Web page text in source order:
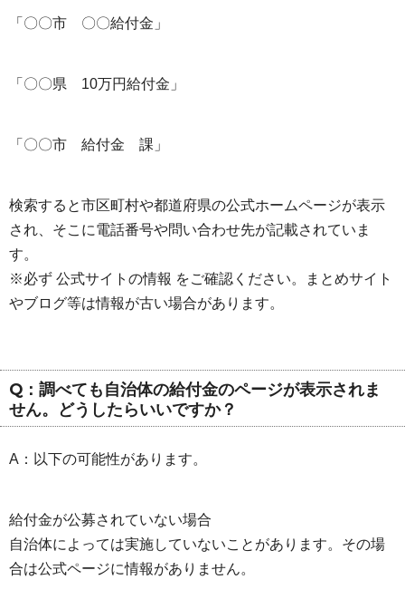
「〇〇市 〇〇給付金」
「〇〇県 10万円給付金」
「〇〇市 給付金 課」
検索すると市区町村や都道府県の公式ホームページが表示
され、そこに電話番号や問い合わせ先が記載されていま
す。
※必ず 公式サイトの情報 をご確認ください。まとめサイト
やブログ等は情報が古い場合があります。
Q：調べても自治体の給付金のページが表示されま
せん。どうしたらいいですか？
A：以下の可能性があります。
給付金が公募されていない場合
自治体によっては実施していないことがあります。その場
合は公式ページに情報がありません。